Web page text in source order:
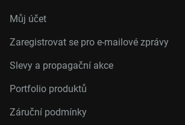
Můj účet
Zaregistrovat se pro e-mailové zprávy
Slevy a propagační akce
Portfolio produktů
Záruční podmínky